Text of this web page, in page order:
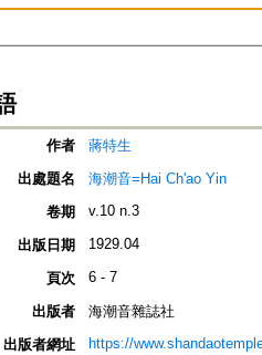
作者
蔣特生
出處題名
海潮音=Hai Ch'ao Yin
卷期
v.10 n.3
出版日期 1929.04
頁次 6 - 7
出版者
海潮音雜誌社
出版者網址
https://